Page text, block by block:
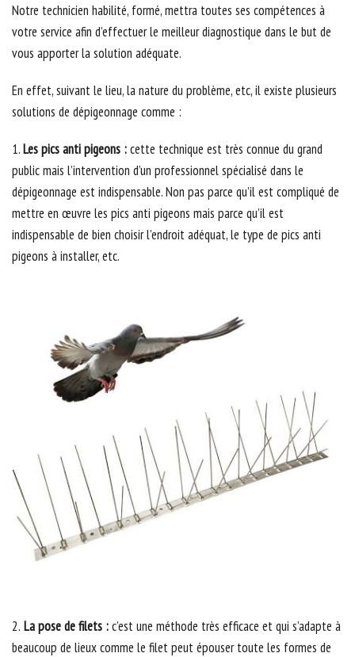
Notre technicien habilité, formé, mettra toutes ses compétences à
votre service afin d’effectuer le meilleur diagnostique dans le but de
vous apporter la solution adéquate.
En effet, suivant le lieu, la nature du problème, etc, il existe plusieurs
solutions de dépigeonnage comme :
1.Les pics anti pigeons :cette technique est très connue du grand
public mais l’intervention d’un professionnel spécialisé dans le
dépigeonnage est indispensable. Non pas parce qu’il est compliqué de
mettre en œuvre les pics anti pigeons mais parce qu’il est
indispensable de bien choisir l’endroit adéquat, le type de pics anti
pigeons à installer, etc.
2. La pose de filets :c’est une méthode très efficace et qui s’adapte à
beaucoup de lieux comme le filet peut épouser toute les formes de